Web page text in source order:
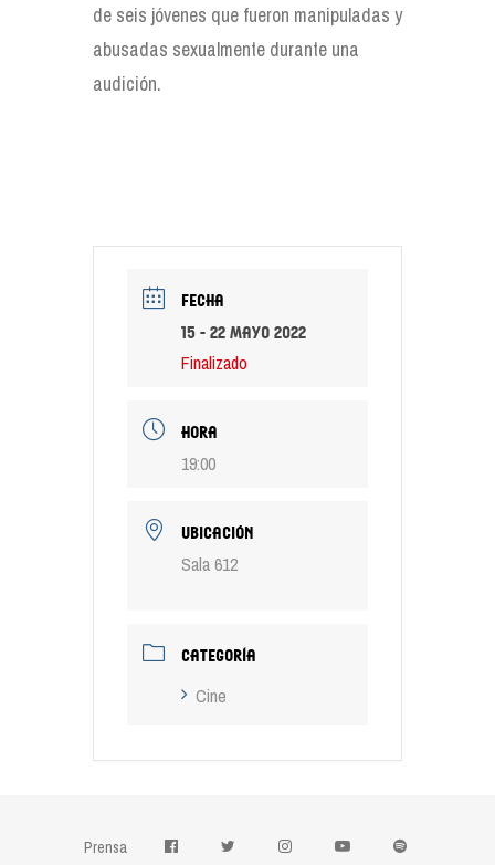
de seis jóvenes que fueron manipuladas y
abusadas sexualmente durante una
audición.
FECHA
15 - 22 mayo 2022
Finalizado
HORA
19:00
UBICACIÓN
Sala 612
CATEGORÍA
Cine
Prensa